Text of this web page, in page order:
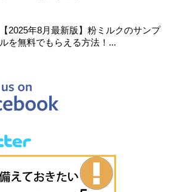
【2025年8月最新版】粉ミルクのサンプ
ルを無料でもらえる方法！...